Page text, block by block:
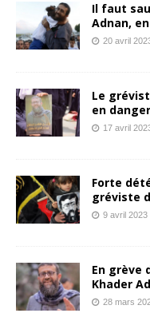
Il faut
Adnan,
20 avril
Le
en
17 avril
Forte
gréviste
9 avril 2023
En grève
Khader
28 mars